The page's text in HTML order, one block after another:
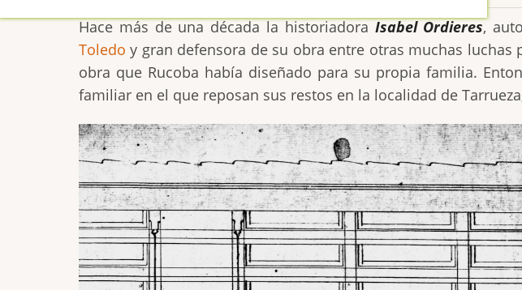
Hace más de una década la historiadoraIsabel Ordieres,
Toledo y gran defensora de su obra entre otras muchas
obra que Rucoba había diseñado para su propia familia.
familiar en el que reposan sus restos en la localidad de